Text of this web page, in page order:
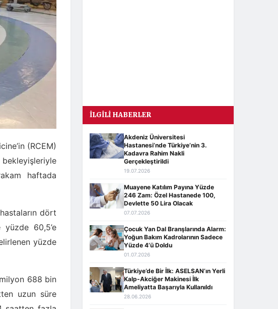
(RCEM)
haftada
dört
60,5’e
yüzde
688 bin
uzun süre
İLGILI HABERLER
Akdeniz Üniversitesi
Hastanesi’nde Türkiye’nin 3.
Kadavra Rahim Nakli
Gerçekleştirildi
19.07.2026
Muayene Katılım Payına Yüzde
246 Zam: Özel Hastanede 100,
Devlette 50 Lira Olacak
07.07.2026
Çocuk Yan Dal Branşlarında Alarm:
Yoğun Bakım Kadrolarının Sadece
Yüzde 4’ü Doldu
01.07.2026
Türkiye’de Bir İlk: ASELSAN’ın Yerli
Kalp-Akciğer Makinesi İlk
Ameliyatta Başarıyla Kullanıldı
28.06.2026